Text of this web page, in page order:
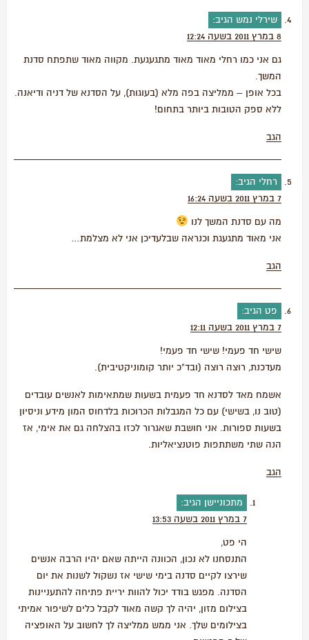
שירלי נמש הגיב:
8 במרץ 2011 בשעה 12:24
גם אני כמו רחלי מאוד מאוד מתגעגעת. מקווה מאוד שתפתח סדנת
המשך.
בכל אופן – ממליצה בפה מלא (בעוגות), על הסדנא של דניה ודיאנה.
ללא ספק הטובות ביותר בתחום!
הגב
רחלי הגיב:
7 במרץ 2011 בשעה 16:24
מה עם סדנת המשך לנו
אני מאוד מתגעגת וכנראה שבלעדיכן אני לא מצלמת…
הגב
פט הגיב:
7 במרץ 2011 בשעה 12:11
שישי חד פעמי! שישי חד פעמי!
מעדכנת, רוצה רוצה (ובד"כ יותר קומוניקטיבית).
אשמח מאד לסדנא חד פעמית בשעות שמתאימות לאנשים עובדים
(טוב נו, בשישי) עם כל המגבלות הכרוכות בלדחוס המון מידע וניסיון
בשעות ספורות. אני חושבת שאגרור לכזו בהצלחה גם את אימי, אז
הנה שתי משתתפות פוטנציאליות.
הגב
מתכוניישן הגיב:
7 במרץ 2011 בשעה 13:53
הי פט,
התנסחנו לא נכון, הכוונה הייתה שאם יהיו הרבה אנשים
שירצו לקיים סדנה בימי שישי אז נשקול לשנות את יום
הסדנה. מפגש בודד יכול להוות יריית פתיחה להתעניינות
בצילום מזון, יהיה לך קשה מאוד לקבל כלים לשיפור אמיתי
בצילומים שלך. אני ממש ממליצה לך לחשוב על האופציה